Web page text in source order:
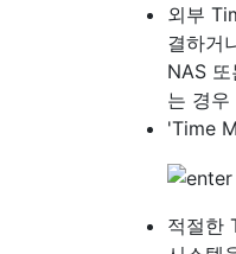
외부
결하거
NAS
는 경우
'Time
적절한